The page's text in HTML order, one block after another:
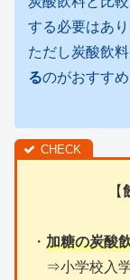
する必要はあり
ただし炭酸飲
るのがおすすめ
【
・ 加糖の炭酸
⇒小学校入学